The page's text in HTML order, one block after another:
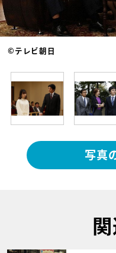
©テレビ朝日
写真